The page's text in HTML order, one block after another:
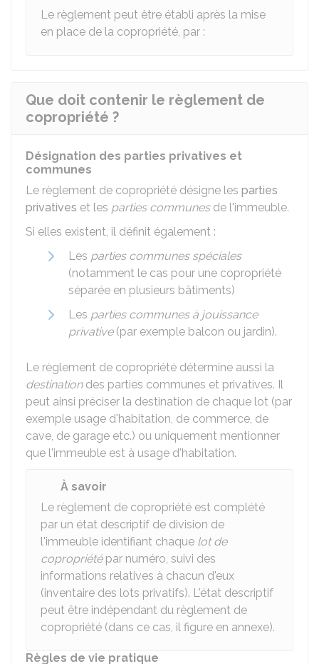
Le règlement peut être établi après la mise
en place de la copropriété, par :
Que doit contenir le règlement de
copropriété ?
Désignation des parties privatives et
communes
Le règlement de copropriété désigne les parties
privatives et les parties communesde l'immeuble.
Si elles existent, il définit également :
Les parties communes spéciales
(notamment le cas pour une copropriété
séparée en plusieurs bâtiments)
Les parties communes à jouissance
privative(par exemple balcon ou jardin).
Le règlement de copropriété détermine aussi la
destinationdes parties communes et privatives. Il
peut ainsi préciser la destination de chaque lot (par
exemple usage d'habitation, de commerce, de
cave, de garage etc.) ou uniquement mentionner
que l'immeuble est à usage d'habitation.
À savoir
Le règlement de copropriété est complété
par un état descriptif de division de
l'immeuble identifiant chaque lot de
copropriétépar numéro, suivi des
informations relatives à chacun d'eux
(inventaire des lots privatifs). L'état descriptif
peut être indépendant du règlement de
copropriété (dans ce cas, il figure en annexe).
Règles de vie pratique